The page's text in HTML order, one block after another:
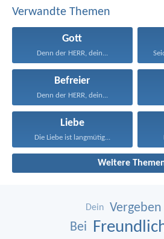
Verwandte Themen
Gott
Denn der HERR, dein...
Befreier
Denn der HERR, dein...
Liebe
Die Liebe ist langmütig...
Weitere
Dein Vergeben
Bei